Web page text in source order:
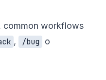
common workflows
, /bug
o